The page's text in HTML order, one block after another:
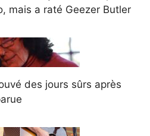
mais a raté Geezer Butler
des jours sûrs après